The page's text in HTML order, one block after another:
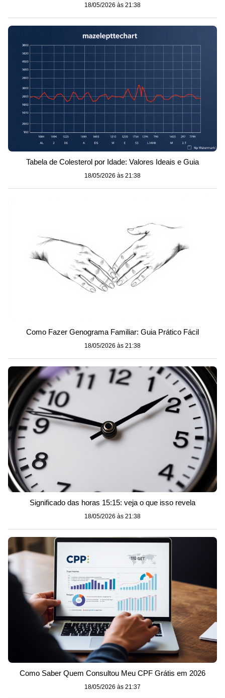
18/05/2026 às 21:38
Tabela de Colesterol por Idade: Valores Ideais e Guia
18/05/2026 às 21:38
Como Fazer Genograma Familiar: Guia Prático Fácil
18/05/2026 às 21:38
Significado das horas 15:15: veja o que isso revela
18/05/2026 às 21:38
Como Saber Quem Consultou Meu CPF Grátis em 2026
18/05/2026 às 21:37